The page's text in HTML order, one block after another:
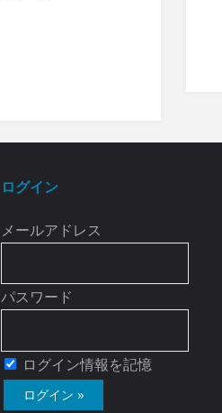
ログイン
メールアドレス
パスワード
ログイン情報を記憶